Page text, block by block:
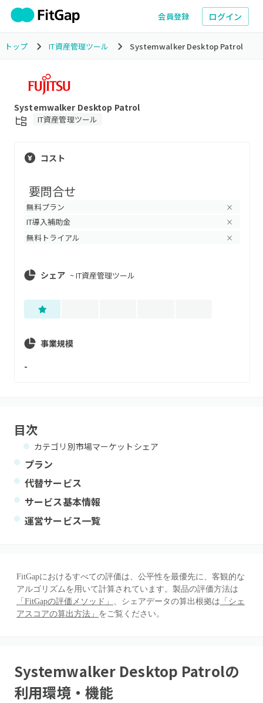
会員登録 ログイン
トップ IT資産管理ツール Systemwalker Desktop Patrol
Systemwalker Desktop Patrol
IT資産管理ツール
コスト
要問合せ
無料プラン ×
IT導入補助金 ×
無料トライアル ×
シェア ~IT資産管理ツール
事業規模
-
目次
カテゴリ別市場マーケットシェア
プラン
代替サービス
サービス基本情報
運営サービス一覧
FitGapにおけるすべての評価は、公平性を最優先に、客観的な
アルゴリズムを用いて計算されています。製品の評価方法は
「FitGapの評価メソッド」 、シェアデータの算出根拠は 「シェ
アスコアの算出方法」 をご覧ください。
Systemwalker Desktop Patrolの
利用環境・機能